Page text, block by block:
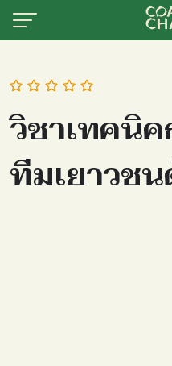
Skip
รก
ออนไลน์
วามรู้และคำถามยอดฮิต
วิชาเทคนิ
ทีมเยาวช